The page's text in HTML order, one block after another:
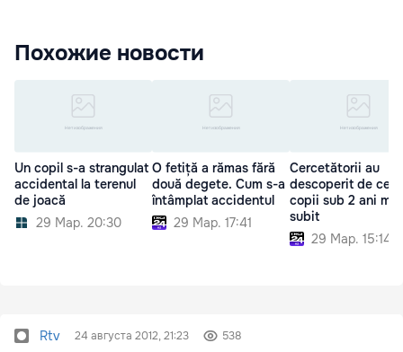
Похожие новости
Un copil s-a strangulat
accidental la terenul
de joacă
29 Мар. 20:30
O fetiță a rămas fără
două degete. Cum s-a
întâmplat accidentul
29 Мар. 17:41
Cercetătorii au
descoperit de ce
copii sub 2 ani mor
subit
29 Мар. 15:14
Rtv 24 августа 2012, 21:23 538